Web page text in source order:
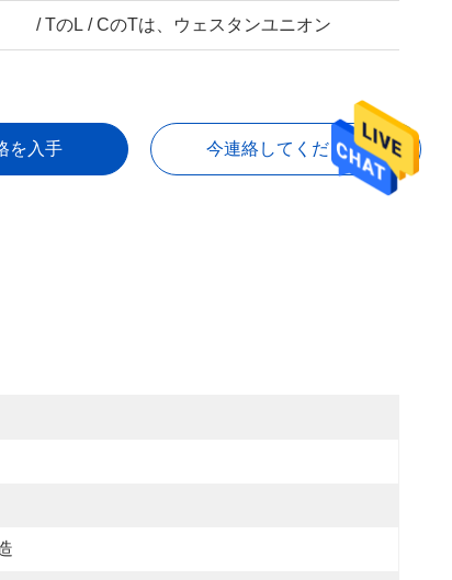
/ TのL / CのTは、ウェスタンユニオン
を入手 今連絡してください